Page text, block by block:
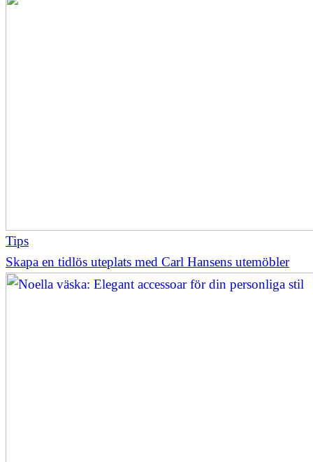
Tips
Skapa en tidlös uteplats med Carl Hansens utemöbler